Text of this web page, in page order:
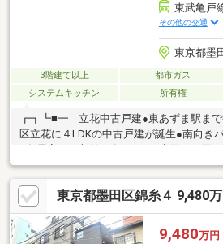
東武亀戸
その他の交通
東京都墨
3階建て以上 都市ガス
システムキッチン
所有権
┏┓┗■━ 立花中古戸建●東あずま駅まで
区立花に４LDKの中古戸建が誕生●南向き
す
東京都墨田区錦糸４ 9,480
9,480万円